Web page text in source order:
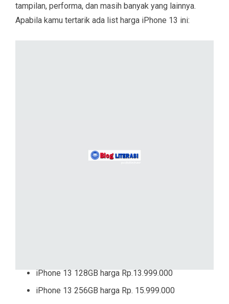
tampilan, performa, dan masih banyak yang lainnya.
Apabila kamu tertarik ada list harga iPhone 13 ini:
iPhone 13 128GB harga Rp.13.999.000
iPhone 13 256GB harga Rp. 15.999.000